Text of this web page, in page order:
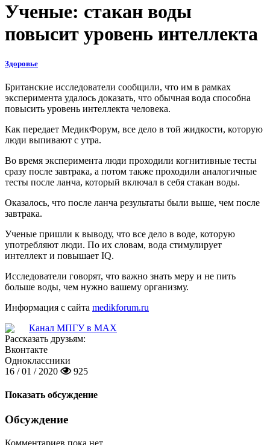
Ученые: стакан воды
повысит уровень интеллекта
Здоровье
Британские исследователи сообщили, что им в рамках
эксперимента удалось доказать, что обычная вода способна
повысить уровень интеллекта человека.
Как передает МедикФорум, все дело в той жидкости, которую
люди выпивают с утра.
Во время эксперимента люди проходили когнитивные тесты
сразу после завтрака, а потом также проходили аналогичные
тесты после ланча, который включал в себя стакан воды.
Оказалось, что после ланча результаты были выше, чем после
завтрака.
Ученые пришли к выводу, что все дело в воде, которую
употребляют люди. По их словам, вода стимулирует
интеллект и повышает IQ.
Исследователи говорят, что важно знать меру и не пить
больше воды, чем нужно вашему организму.
Информация с сайта medikforum.ru
Канал МПГУ в MAX
Рассказать друзьям:
Вконтакте
Одноклассники
16 / 01 / 2020
925
Показать обсуждение
Обсуждение
Комментариев пока нет